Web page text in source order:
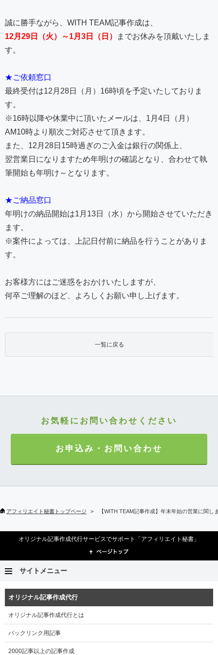
誠に勝手ながら、WITH TEAM記事作成は、
12月29日（火）～1月3日（日）
までお休みを頂戴いたしま
す。
★ご依頼窓口
最終受付は12月28日（月）16時頃を予定いたしておりま
す。
※16時以降や休業中に頂いたメールは、1月4日（月）
AM10時より順次ご対応させて頂きます。
また、12月28日15時過ぎのご入金は銀行の関係上、
翌営業日になりますため年明けの確認となり、合わせて執
筆開始も年明け～となります。
★ご納品窓口
年明けの納品開始は1月13日（水）から開始させていただき
ます。
※案件によっては、上記日付前に納品を行うことがありま
す。
お客様方にはご迷惑をおかけいたしますが、
何卒ご理解のほど、よろしくお願い申し上げます。
一覧に戻る
お気軽にお問い合わせください
お申込み・お問い合わせ
アフィリエイト秘書トップページ 【WITH TEAM記事作成】年末年始の営業に関し
オリジナル記事作成代行サービスでサポート「アフィリエイト秘書」
サイトメニュー
オリジナル記事作成代行
オリジナル記事作成代行とは
バックリンク用記事
2000記事以上の記事作成